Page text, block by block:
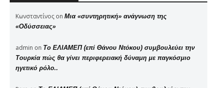
Κωνσταντίνος on Μια «συντηρητική» ανάγνωση της
«Οδύσσειας»
admin on Το ΕΛΙΑΜΕΠ (επί Θάνου Ντόκου) συμβουλεύει την
Τουρκία πώς θα γίνει περιφερειακή δύναμη με παγκόσμιο
ηγετικό ρόλο..